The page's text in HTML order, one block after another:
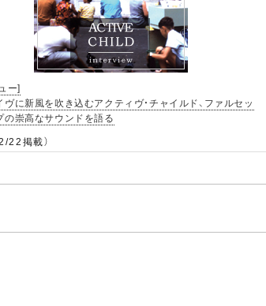
ー]
に新風を吹き込むアクティヴ・チャイルド、ファルセッ
の崇高なサウンドを語る
22掲載）